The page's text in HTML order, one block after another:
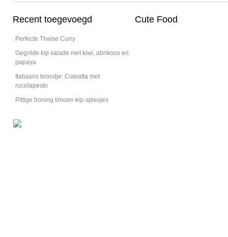
Recent toegevoegd
Perfecte Thaise Curry
Gegrilde kip salade met kiwi, abrikoos en
papaya
Italiaans broodje: Ciabatta met
rucolapesto
Pittige honing limoen kip-spiesjes
Cute Food